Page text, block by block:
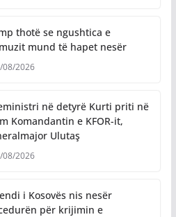
thotë se ngushtica e
mund të hapet nesër
08/2026
në detyrë Kurti priti në
Komandantin e KFOR-it,
Ulutaş
08/2026
i Kosovës nis nesër
për krijimin e